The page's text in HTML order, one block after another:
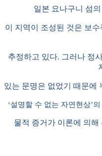
일본 요나구니 섬
이 지역이 조성된 것은 보
추정하고 있다. 그러나 정
있는 문명은 없었기 때문에
‘설명할 수 없는 자연현상’
물적 증거가 이론에 의해